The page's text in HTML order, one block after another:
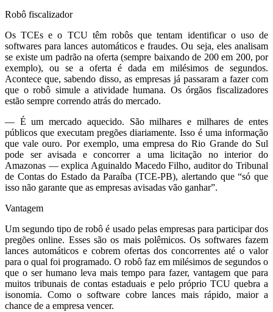
Robô fiscalizador
Os TCEs e o TCU têm robôs que tentam identificar o uso de
softwares para lances automáticos e fraudes. Ou seja, eles analisam
se existe um padrão na oferta (sempre baixando de 200 em 200, por
exemplo), ou se a oferta é dada em milésimos de segundos.
Acontece que, sabendo disso, as empresas já passaram a fazer com
que o robô simule a atividade humana. Os órgãos fiscalizadores
estão sempre correndo atrás do mercado.
— É um mercado aquecido. São milhares e milhares de entes
públicos que executam pregões diariamente. Isso é uma informação
que vale ouro. Por exemplo, uma empresa do Rio Grande do Sul
pode ser avisada e concorrer a uma licitação no interior do
Amazonas — explica Aguinaldo Macedo Filho, auditor do Tribunal
de Contas do Estado da Paraíba (TCE-PB), alertando que “só que
isso não garante que as empresas avisadas vão ganhar”.
Vantagem
Um segundo tipo de robô é usado pelas empresas para participar dos
pregões online. Esses são os mais polêmicos. Os softwares fazem
lances automáticos e cobrem ofertas dos concorrentes até o valor
para o qual foi programado. O robô faz em milésimos de segundos o
que o ser humano leva mais tempo para fazer, vantagem que para
muitos tribunais de contas estaduais e pelo próprio TCU quebra a
isonomia. Como o software cobre lances mais rápido, maior a
chance de a empresa vencer.